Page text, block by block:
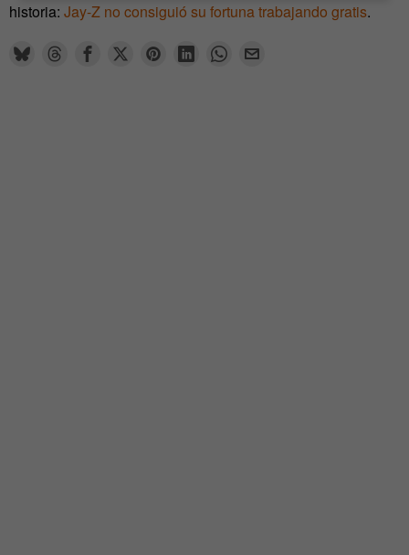
historia: Jay-Z no consiguió su fortuna trabajando gratis.